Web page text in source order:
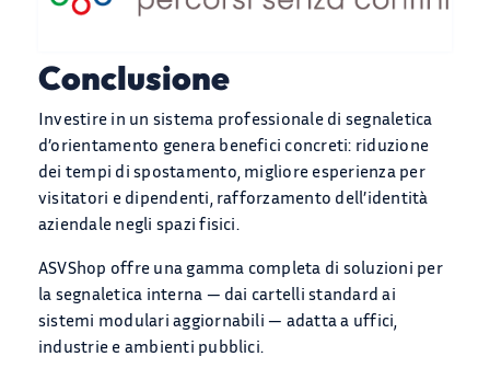
Conclusione
Investire in un sistema professionale di segnaletica
d’orientamento genera benefici concreti: riduzione
dei tempi di spostamento, migliore esperienza per
visitatori e dipendenti, rafforzamento dell’identità
aziendale negli spazi fisici.
ASVShop offre una gamma completa di soluzioni per
la segnaletica interna — dai cartelli standard ai
sistemi modulari aggiornabili — adatta a uffici,
industrie e ambienti pubblici.